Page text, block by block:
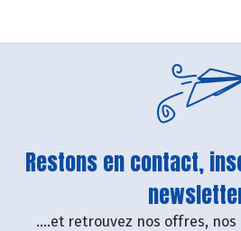
Restons en contact,
....et retrouvez nos offres,